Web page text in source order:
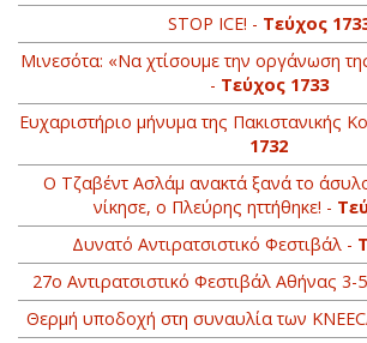
STOP ICE! - Τεύχος
Μινεσότα: «Να χτίσουμε την οργάνωση
- Τεύχος 1733
Ευχαριστήριο μήνυμα της Πακιστανικής
1732
Ο Τζαβέντ Ασλάμ ανακτά ξανά το
νίκησε, ο Πλεύρης ηττήθηκε! -
Δυνατό Αντιρατσιστικό Φεστιβάλ -
27ο Αντιρατσιστικό Φεστιβάλ Αθήνας 3-
Θερμή υποδοχή στη συναυλία των